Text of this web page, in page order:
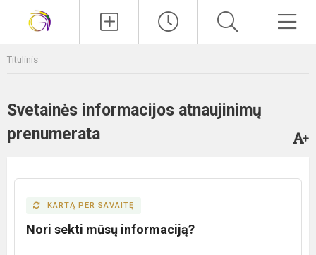
Titulinis
Svetainės informacijos atnaujinimų
prenumerata
KARTĄ PER SAVAITĘ
Nori sekti mūsų informaciją?